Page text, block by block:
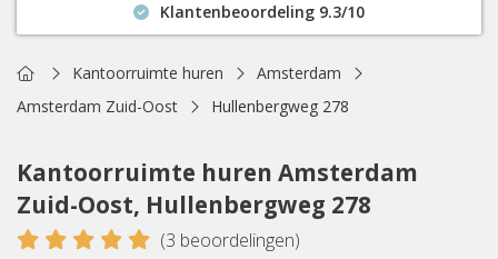
Klantenbeoordeling 9.3/10
Actuele beschikbaarheid
HomeKantoorruimte huren
Amsterdam
Amsterdam Zuid-Oost
Hullenbergweg 278
Kantoorruimte huren Amsterdam
Zuid-Oost, Hullenbergweg 278
5 (3 beoordelingen)